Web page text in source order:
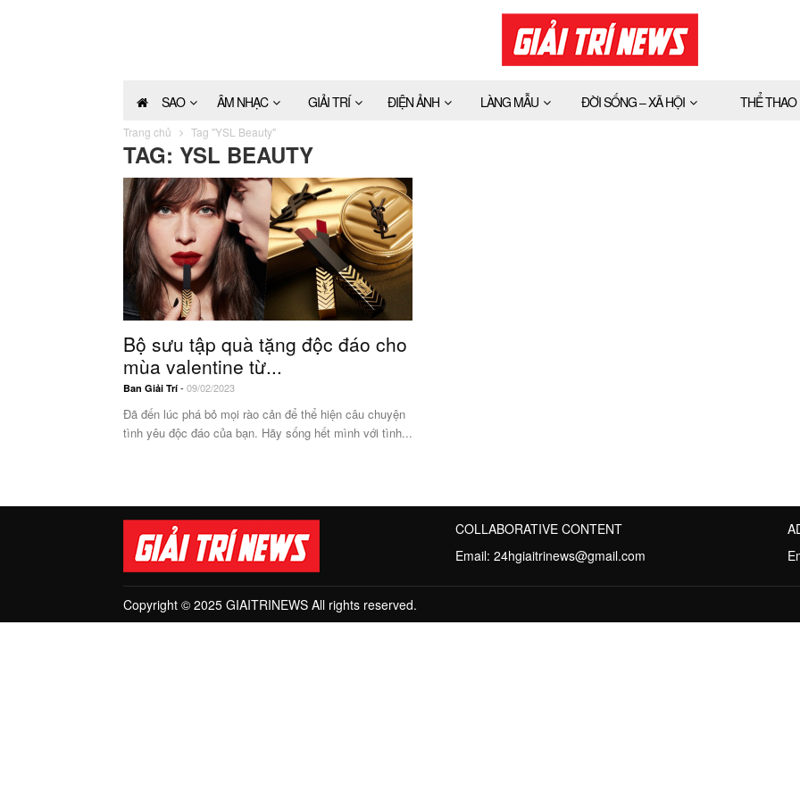
SAO ÂM NHẠC GIẢI TRÍ ĐIỆN ẢNH LÀNG MẪU ĐỜI SỐNG – XÃ HỘI THỂ THAO
Trang chủ Tag "YSL Beauty"
TAG: YSL BEAUTY
Bộ sưu tập quà tặng độc đáo cho
mùa valentine từ...
Ban Giải Trí - 09/02/2023
Đã đến lúc phá bỏ mọi rào cản để thể hiện câu chuyện
tình yêu độc đáo của bạn. Hãy sống hết mình với tình...
COLLABORATIVE CONTENT
Email: 24hgiaitrinews@gmail.com
Copyright © 2025 GIAITRINEWS All rights reserved.